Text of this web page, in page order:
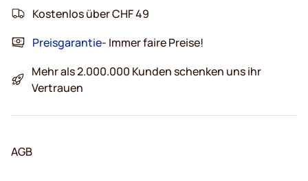
Kostenlos über CHF 49
Preisgarantie- Immer faire Preise!
Mehr als 2.000.000 Kunden schenken uns ihr
Vertrauen
AGB